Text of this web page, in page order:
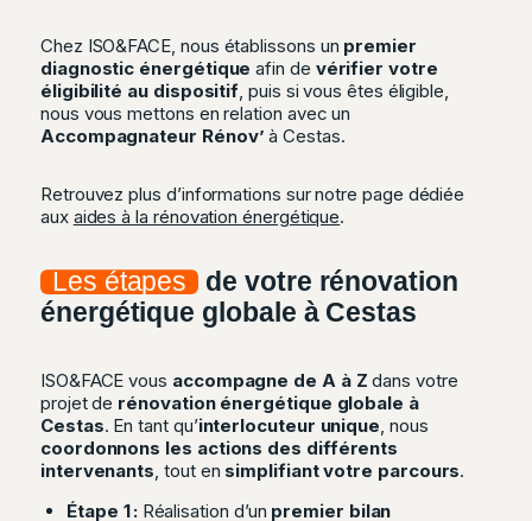
Chez ISO&FACE, nous établissons un premier
diagnostic énergétique afin de vérifier votre
éligibilité au dispositif , puis si vous êtes éligible,
nous vous mettons en relation avec un
Accompagnateur Rénov’ à Cestas.
Retrouvez plus d’informations sur notre page dédiée
aux aides à la rénovation énergétique.
Les étapes
de votre rénovation
énergétique globale à Cestas
ISO&FACE vous accompagne de A à Z dans votre
projet de rénovation énergétique globale à
Cestas. En tant qu’interlocuteur unique, nous
coordonnons les actions des différents
intervenants, tout en simplifiant votre parcours.
Étape 1 :Réalisation d’un premier bilan